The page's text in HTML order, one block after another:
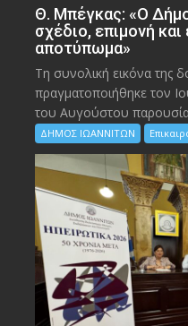
Θ. Μπέγκας: «Ο
σχέδιο, επιμονή
αποτύπωμα»
Τη συνολική εικόνα της
πραγματοποιήθηκε τον
του Αυγούστου
ΔΗΜΟΣ ΙΩΑΝΝΙΤΩΝ